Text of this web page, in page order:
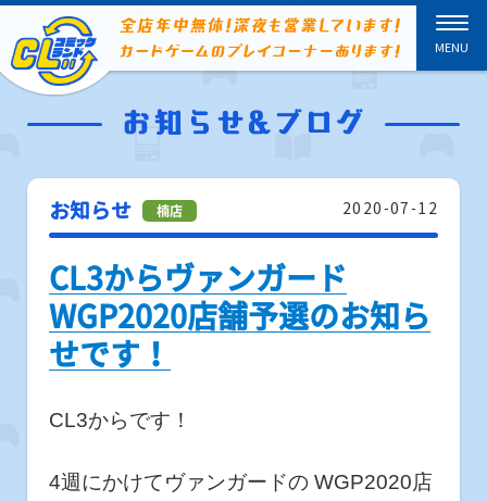
2020-07-12
お知らせ
CL3からヴァンガード
WGP2020店舗予選のお知ら
せです！
CL3からです！
4週にかけてヴァンガードの WGP2020店